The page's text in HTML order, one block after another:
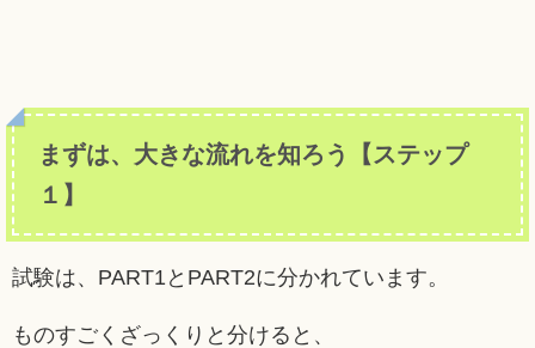
まずは、大きな流れを知ろう【ステップ
１】
試験は、PART1とPART2に分かれています。
ものすごくざっくりと分けると、